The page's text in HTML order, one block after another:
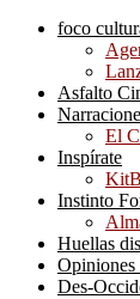
foco
Asfalto
El
Inspírate
Instinto
Huellas
Opiniones
Des-